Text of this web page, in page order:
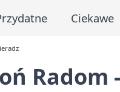
Ciekawe
Radom